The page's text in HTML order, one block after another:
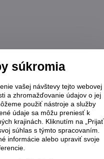
súkromia
vašej návštevy tejto webovej
a zhromažďovanie údajov o jej
použiť nástroje a služby
údaje sa môžu preniesť k
krajinách. Kliknutím na „Prijať
súhlas s týmto spracovaním.
informácie alebo upraviť svoje